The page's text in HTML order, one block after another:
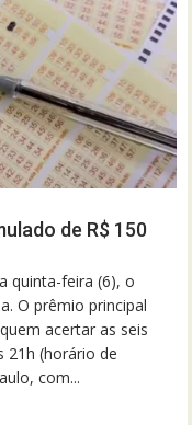
de R$ 150
quinta-feira (6), o
O prêmio principal
acertar as seis
21h (horário de
com...